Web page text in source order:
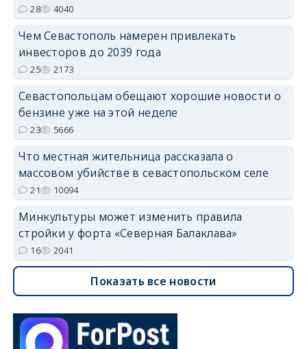
28 4040
Чем Севастополь намерен привлекать
инвесторов до 2039 года
25 2173
Севастопольцам обещают хорошие новости о
бензине уже на этой неделе
23 5666
Что местная жительница рассказала о
массовом убийстве в севастопольском селе
21 10094
Минкультуры может изменить правила
стройки у форта «Северная Балаклава»
16 2041
Показать все новости